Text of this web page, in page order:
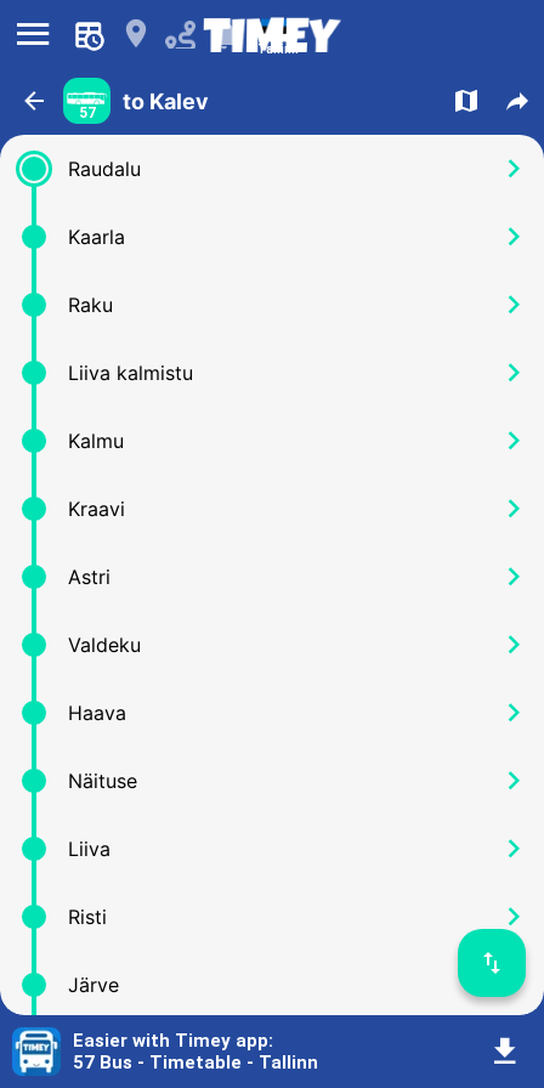
󰍜 󰍎 󰂚 Tallinn
󰁍 57 to Kalev 󰍍 󰒖
Raudalu 󰅂
Kaarla 󰅂
Raku 󰅂
Liiva kalmistu 󰅂
Kalmu 󰅂
Kraavi 󰅂
Astri 󰅂
Valdeku 󰅂
Haava 󰅂
Näituse 󰅂
Liiva 󰅂
Risti 󰅂
Järve 󰅂
Hallivanamehe 󰅂
󰓢
Easier with Timey app:
57 Bus - Timetable - Tallinn
󰇚